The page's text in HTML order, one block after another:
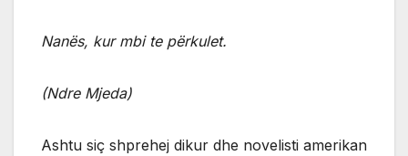
Nanës, kur mbi te përkulet.
(Ndre Mjeda)
Ashtu siç shprehej dikur dhe novelisti amerikan